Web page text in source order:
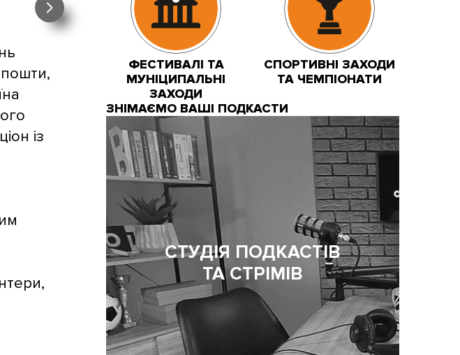
із
ФЕСТИВАЛІ ТА
МУНІЦИПАЛЬНІ
ЗАХОДИ
СПОРТИВНІ ЗАХОДИ
ТА ЧЕМПІОНАТИ
ЗНІМАЄМО ВАШІ ПОДКАСТИ
СТУДІЯ ПОДКАСТІВ
ТА СТРІМІВ